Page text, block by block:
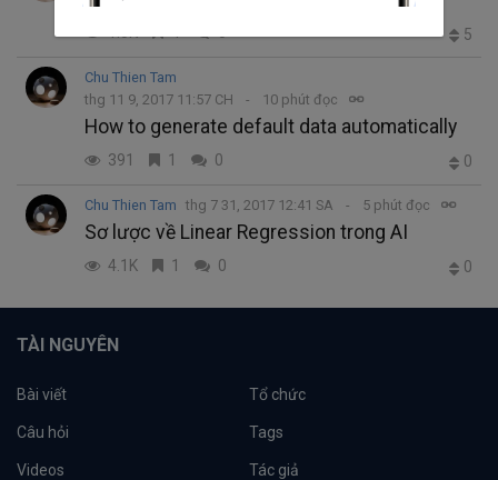
5
Chu Thien Tam
thg 11 9, 2017 11:57 CH
10 phút đọc
How to generate default data automatically
391 1 0 0
Chu Thien Tam thg 7 31, 2017 12:41 SA 5 phút đọc
Sơ lược về Linear Regression trong AI
4.1K 1 0 0
TÀI NGUYÊN
Bài viết Tổ chức
Câu hỏi Tags
Videos Tác giả